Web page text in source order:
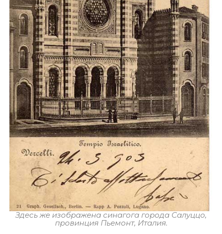
Здесь же изображена синагога города Салуццо,
провинция Пьемонт, Италия.